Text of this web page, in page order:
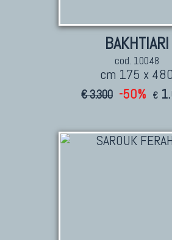
BAKHTIARI
cod. 10048
cm 175 x 480
€ 3.300 -50% €